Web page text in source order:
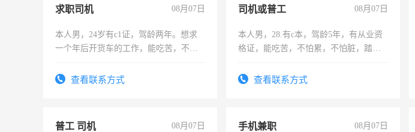
求职司机 08月07日
本人男，24岁有c1证，驾龄两年。想求
一个年后开货车的工作，能吃苦，不怕
查看联系方式
司机或普工 08月07日
本人男，28.有c本，驾龄5年，有从业资
格证，能吃苦，不怕累，不怕脏，踏
查看联系方式
普工 司机 08月07日 手机兼职 08月07日